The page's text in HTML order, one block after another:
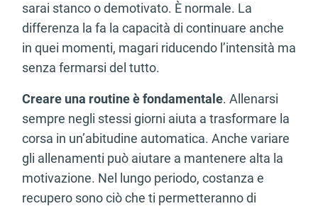
sarai stanco o demotivato. È normale. La
differenza la fa la capacità di continuare anche
in quei momenti, magari riducendo l’intensità ma
senza fermarsi del tutto.
Creare una routine è fondamentale. Allenarsi
sempre negli stessi giorni aiuta a trasformare la
corsa in un’abitudine automatica. Anche variare
gli allenamenti può aiutare a mantenere alta la
motivazione. Nel lungo periodo, costanza e
recupero sono ciò che ti permetteranno di